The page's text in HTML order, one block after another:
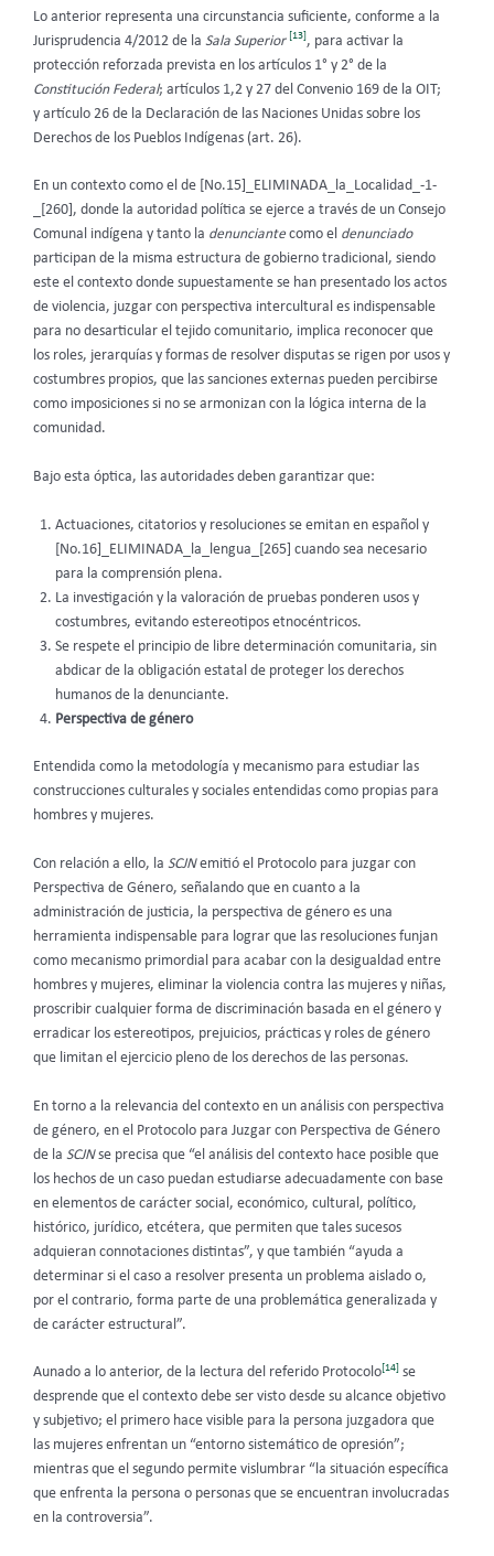
Lo anterior representa una circunstancia suficiente, conforme a la
Jurisprudencia 4/2012 de la Sala Superior [13] , para activar la
protección reforzada prevista en los artículos 1° y 2° de la
Constitución Federal; artículos 1,2 y 27 del Convenio 169 de la OIT;
y artículo 26 de la Declaración de las Naciones Unidas sobre los
Derechos de los Pueblos Indígenas (art. 26).
En un contexto como el de [No.15]_ELIMINADA_la_Localidad_-1-
_[260], donde la autoridad política se ejerce a través de un Consejo
Comunal indígena y tanto la denunciantecomo el denunciado
participan de la misma estructura de gobierno tradicional, siendo
este el contexto donde supuestamente se han presentado los actos
de violencia, juzgar con perspectiva intercultural es indispensable
para no desarticular el tejido comunitario, implica reconocer que
los roles, jerarquías y formas de resolver disputas se rigen por usos y
costumbres propios, que las sanciones externas pueden percibirse
como imposiciones si no se armonizan con la lógica interna de la
comunidad.
Bajo esta óptica, las autoridades deben garantizar que:
Actuaciones, citatorios y resoluciones se emitan en español y
[No.16]_ELIMINADA_la_lengua_[265] cuando sea necesario
para la comprensión plena.
La investigación y la valoración de pruebas ponderen usos y
costumbres, evitando estereotipos etnocéntricos.
Se respete el principio de libre determinación comunitaria, sin
abdicar de la obligación estatal de proteger los derechos
humanos de la denunciante.
Perspectiva de género
Entendida como la metodología y mecanismo para estudiar las
construcciones culturales y sociales entendidas como propias para
hombres y mujeres.
Con relación a ello, la SCJNemitió el Protocolo para juzgar con
Perspectiva de Género, señalando que en cuanto a la
administración de justicia, la perspectiva de género es una
herramienta indispensable para lograr que las resoluciones funjan
como mecanismo primordial para acabar con la desigualdad entre
hombres y mujeres, eliminar la violencia contra las mujeres y niñas,
proscribir cualquier forma de discriminación basada en el género y
erradicar los estereotipos, prejuicios, prácticas y roles de género
que limitan el ejercicio pleno de los derechos de las personas.
En torno a la relevancia del contexto en un análisis con perspectiva
de género, en el Protocolo para Juzgar con Perspectiva de Género
de la SCJNse precisa que “el análisis del contexto hace posible que
los hechos de un caso puedan estudiarse adecuadamente con base
en elementos de carácter social, económico, cultural, político,
histórico, jurídico, etcétera, que permiten que tales sucesos
adquieran connotaciones distintas”, y que también “ayuda a
determinar si el caso a resolver presenta un problema aislado o,
por el contrario, forma parte de una problemática generalizada y
de carácter estructural”.
Aunado a lo anterior, de la lectura del referido Protocolo[14] se
desprende que el contexto debe ser visto desde su alcance objetivo
y subjetivo; el primero hace visible para la persona juzgadora que
las mujeres enfrentan un “entorno sistemático de opresión”;
mientras que el segundo permite vislumbrar “la situación específica
que enfrenta la persona o personas que se encuentran involucradas
en la controversia”.